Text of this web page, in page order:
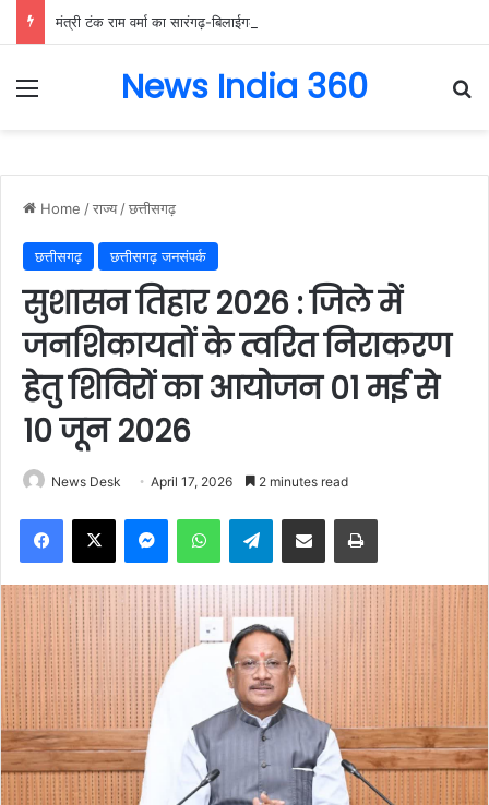
Menu News India 360
Home /राज्य /छत्तीसगढ़
छत्तीसगढ़ छत्तीसगढ़ जनसंपर्क
सुशासन तिहार 2026 : जिले में
जनशिकायतों के त्वरित निराकरण
हेतु शिविरों का आयोजन 01 मई से
10 जून 2026
News Desk April 17, 2026 2 minutes read
Facebook
X MessengerWhatsAppTelegramShare via Email Print